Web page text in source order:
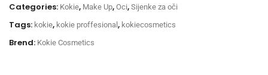
Categories: Kokie, Make Up, Oci, Sijenke za oči
Tags: kokie, kokie proffesional , kokiecosmetics
Brend: Kokie Cosmetics